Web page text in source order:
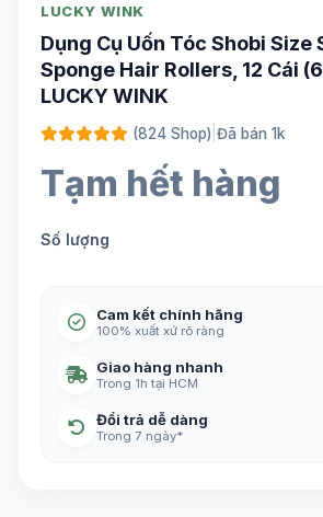
LUCKY WINK
Dụng Cụ Uốn Tóc Shobi Size
Sponge Hair Rollers, 12 Cái
LUCKY WINK
(824 Shop) Đã bán 1k
Tạm hết hàng
Số lượng
Cam kết chính hãng
100% xuất xứ rõ ràng
Giao hàng nhanh
Trong 1h tại HCM
Đổi trả dễ dàng
Trong 7 ngày*